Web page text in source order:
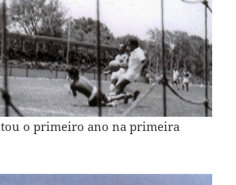
o primeiro ano na primeira